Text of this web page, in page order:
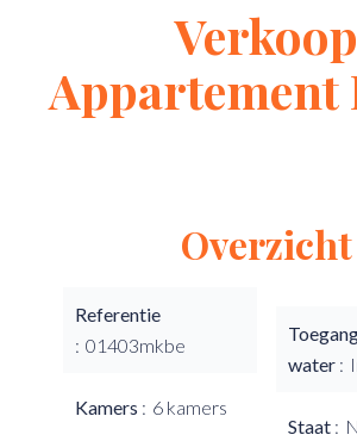
Verkoop
Appartement
Overzicht
Referentie
01403mkbe
Kamers 6 kamers
water
Staat